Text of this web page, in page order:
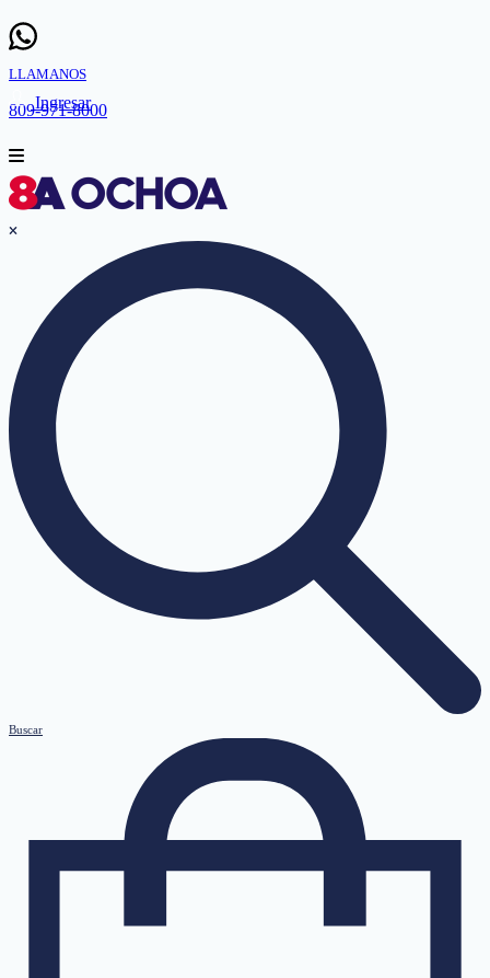
LLAMANOS
809-971-8000
Ingresar
Buscar